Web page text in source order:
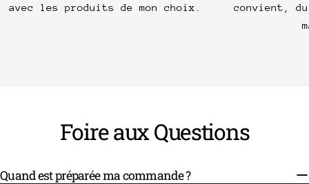
avec les produits de mon choix.
convient,
Foire aux Questions
Quand est préparée ma commande ?